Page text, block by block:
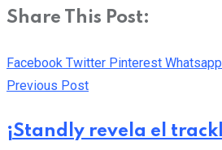
Share This Post:
Facebook Twitter Pinterest Whatsapp
Previous Post
¡Standly revela el